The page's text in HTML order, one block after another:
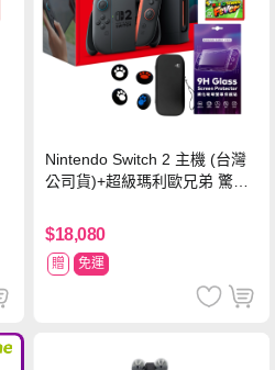
Nintendo Switch 2 主機 (台灣
公司貨)+超級瑪利歐兄弟 驚奇
球 狂熱 中文版
$18,080
贈 免運